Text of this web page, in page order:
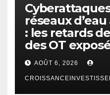
réseaux
: les retards
des OT
AOÛT 6, 2026